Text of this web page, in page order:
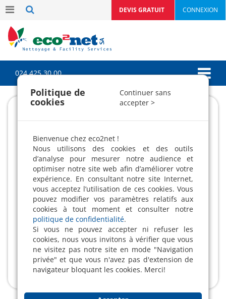
CONNEXION
DEVIS GRATUIT
024 425 30 00
Profitez de notre garantie
Satisfait ou Refait
Politique de
cookies
Continuer sans
accepter >
Bienvenue chez eco2net !
Nous utilisons des cookies et des outils
d’analyse pour mesurer notre audience et
optimiser notre site web afin d’améliorer votre
expérience. En consultant notre site Internet,
vous acceptez l’utilisation de ces cookies. Vous
pouvez modifier vos paramètres relatifs aux
cookies à tout moment et consulter notre
politique de confidentialité.
Si vous ne pouvez accepter ni refuser les
cookies, nous vous invitons à vérifier que vous
ne visitez pas notre site en mode "Navigation
privée" et que vous n'avez pas d'extension de
navigateur bloquant les cookies. Merci!